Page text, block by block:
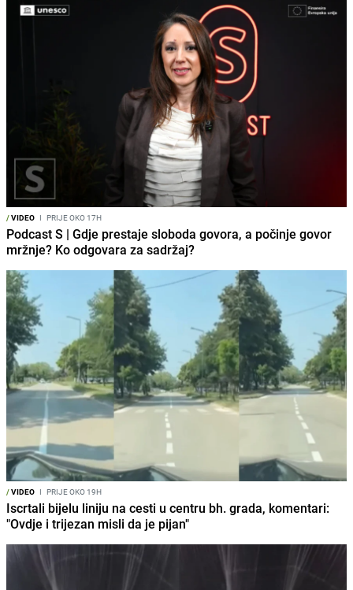
/VIDEO I PRIJE OKO 17H
Podcast S | Gdje prestaje sloboda govora, a počinje govor
mržnje? Ko odgovara za sadržaj?
/VIDEO I PRIJE OKO 19H
Iscrtali bijelu liniju na cesti u centru bh. grada, komentari:
"Ovdje i trijezan misli da je pijan"